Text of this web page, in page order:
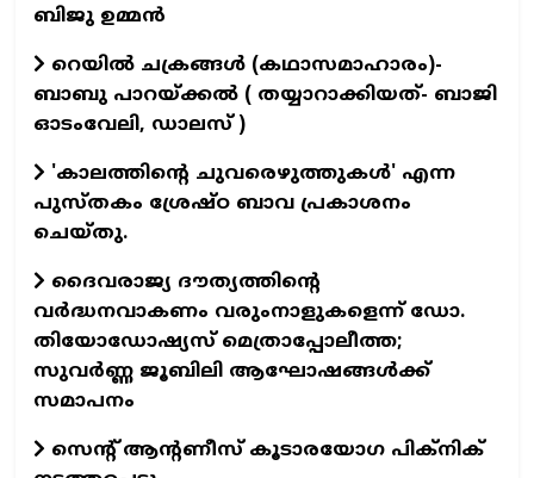
ബിജു ഉമ്മൻ
റെയില്‍ ചക്രങ്ങള്‍ (കഥാസമാഹാരം)-
ബാബു പാറയ്ക്കല്‍ ( തയ്യാറാക്കിയത്- ബാജി
ഓടംവേലി, ഡാലസ് )
'കാലത്തിന്റെ ചുവരെഴുത്തുകള്‍' എന്ന
പുസ്തകം ശ്രേഷ്ഠ ബാവ പ്രകാശനം
ചെയ്തു.
ദൈവരാജ്യ ദൗത്യത്തിന്റെ
വർദ്ധനവാകണം വരുംനാളുകളെന്ന് ഡോ.
തിയോഡോഷ്യസ് മെത്രാപ്പോലീത്ത;
സുവര്‍ണ്ണ ജൂബിലി ആഘോഷങ്ങള്‍ക്ക്
സമാപനം
സെന്റ് ആന്റണീസ് കൂടാരയോഗ പിക്നിക്